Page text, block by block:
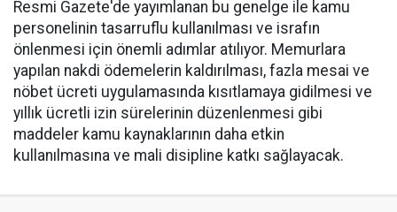
Resmi Gazete'de yayımlanan bu genelge ile kamu
personelinin tasarruflu kullanılması ve israfın
önlenmesi için önemli adımlar atılıyor. Memurlara
yapılan nakdi ödemelerin kaldırılması, fazla mesai ve
nöbet ücreti uygulamasında kısıtlamaya gidilmesi ve
yıllık ücretli izin sürelerinin düzenlenmesi gibi
maddeler kamu kaynaklarının daha etkin
kullanılmasına ve mali disipline katkı sağlayacak.